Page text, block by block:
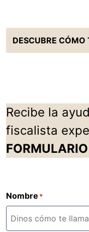
DESCUBRE CÓMO
Recibe la
fiscalista
Nombre *